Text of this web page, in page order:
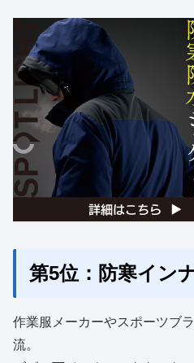
第5位：防寒イン
作業服メーカーやスポーツブ
流。